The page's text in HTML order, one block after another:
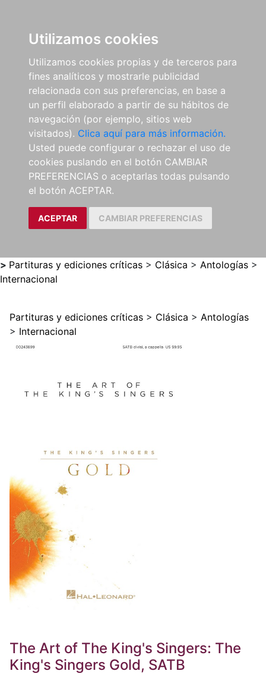
Utilizamos cookies
Utilizamos cookies propias y de terceros para
fines analíticos y mostrarle publicidad
relacionada con sus preferencias, en base a
un perfil elaborado a partir de su hábitos de
navegación (por ejemplo, sitios web
visitados). Clica aquí para más información.
Usted puede configurar o rechazar el uso de
cookies puslando en el botón CAMBIAR
PREFERENCIAS o aceptarlas todas pulsando
el botón ACEPTAR.
ACEPTAR CAMBIAR PREFERENCIAS
> Partituras y ediciones críticas > Clásica > Antologías >
Internacional
Partituras y ediciones críticas > Clásica > Antologías
> Internacional
The Art of The King's Singers: The
King's Singers Gold, SATB